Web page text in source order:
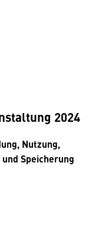
2024
Nutzung,
Speicherung